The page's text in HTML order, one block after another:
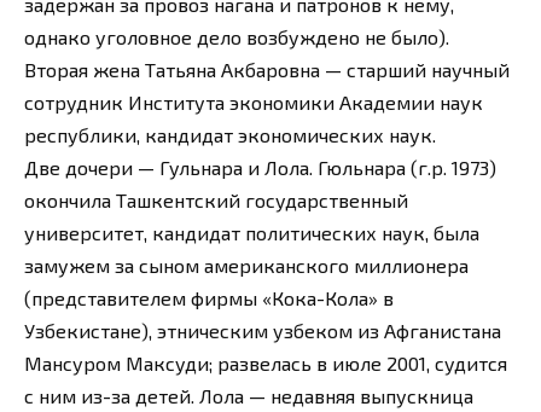
однако уголовное дело возбуждено не было).
Вторая жена Татьяна Акбаровна — старший научный
сотрудник Института экономики Академии наук
республики, кандидат экономических наук.
Две дочери — Гульнара и Лола. Гюльнара (г.р. 1973)
окончила Ташкентский государственный
университет, кандидат политических наук, была
замужем за сыном американского миллионера
(представителем фирмы «Кока-Кола» в
Узбекистане), этническим узбеком из Афганистана
Мансуром Максуди; развелась в июле 2001, судится
с ним из-за детей. Лола — недавняя выпускница